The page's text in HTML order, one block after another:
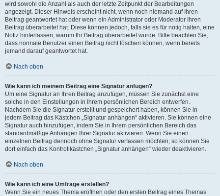
wird sowohl die Anzahl als auch der letzte Zeitpunkt der Bearbeitungen
angezeigt. Dieser Hinweis erscheint nicht, wenn noch niemand auf Ihren
Beitrag geantwortet hat oder wenn ein Administrator oder Moderator Ihren
Beitrag überarbeitet hat. Diese können jedoch, falls sie es für nötig halten, eine
Notiz hinterlassen, warum Ihr Beitrag überarbeitet wurde. Bitte beachten Sie,
dass normale Benutzer einen Beitrag nicht löschen können, wenn bereits
jemand darauf geantwortet hat.
Nach oben
Wie kann ich meinem Beitrag eine Signatur anfügen?
Um eine Signatur an Ihren Beitrag anzufügen, müssen Sie zunächst eine
solche in den Einstellungen in Ihrem persönlichen Bereich entwerfen.
Nachdem Sie die Signatur erstellt und gespeichert haben, können Sie in
jedem Beitrag das Kästchen „Signatur anhängen“ aktivieren. Sie können eine
Signatur auch hinzufügen, indem Sie in Ihrem persönlichen Bereich das
standardmäßige Anhängen Ihrer Signatur aktivieren. Wenn Sie einen
einzelnen Beitrag dennoch ohne Signatur verfassen möchten, so können Sie
dort einfach das Kontrollkästchen „Signatur anhängen“ wieder deaktivieren.
Nach oben
Wie kann ich eine Umfrage erstellen?
Wenn Sie ein neues Thema eröffnen oder den ersten Beitrag eines Themas